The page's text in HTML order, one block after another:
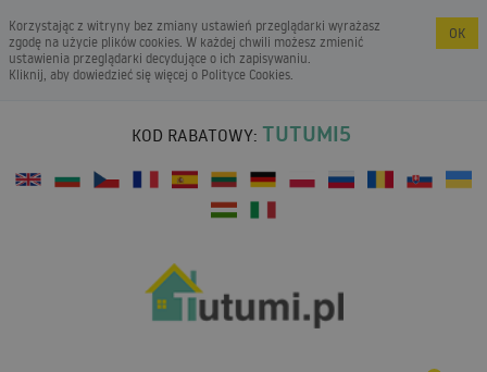
Korzystając z witryny bez zmiany ustawień przeglądarki wyrażasz
zgodę na użycie plików cookies. W każdej chwili możesz zmienić
ustawienia przeglądarki decydujące o ich zapisywaniu.
Kliknij, aby dowiedzieć się więcej o Polityce Cookies.
OK
KOD RABATOWY: TUTUMI5